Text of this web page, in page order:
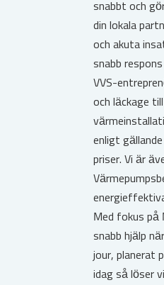
snabbt och
din lokala
och akuta
snabb
VVS-
och läckage
enligt
priser. Vi är
Med fokus på
snabb hjälp
jour, planerat
idag så löser